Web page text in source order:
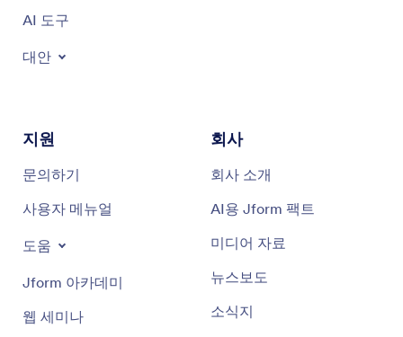
AI 도구
대안
지원
문의하기
사용자 메뉴얼
도움
Jform 아카데미
웹 세미나
회사
회사 소개
AI용 Jform 팩트
미디어 자료
뉴스보도
소식지